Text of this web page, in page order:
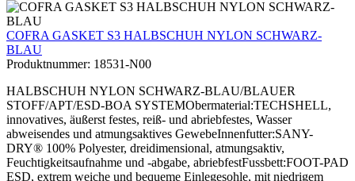
COFRA GASKET S3 HALBSCHUH NYLON SCHWARZ-
BLAU
Produktnummer: 18531-N00
HALBSCHUH NYLON SCHWARZ-BLAU/BLAUER
STOFF/APT/ESD-BOA SYSTEMObermaterial:TECHSHELL,
innovatives, äußerst festes, reiß- und abriebfestes, Wasser
abweisendes und atmungsaktives GewebeInnenfutter:SANY-
DRY® 100% Polyester, dreidimensional, atmungsaktiv,
Feuchtigkeitsaufnahme und -abgabe, abriebfestFussbett:FOOT-PAD
ESD, extrem weiche und bequeme Einlegesohle, mit niedrigem